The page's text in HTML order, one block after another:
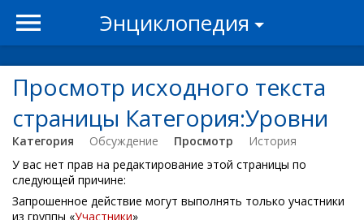
Энциклопедия
Просмотр исходного текста
страницы Категория:Уровни
Категория Обсуждение Просмотр
История
У вас нет прав на редактирование этой страницы по
следующей причине:
Запрошенное действие могут выполнять только участники
из группы «Участники»